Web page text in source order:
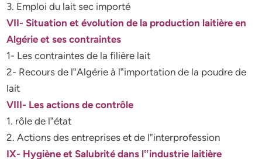
3. Emploi du lait sec importé
VII- Situation et évolution de la production laitière en
Algérie et ses contraintes
1- Les contraintes de la filière lait
2- Recours de l‟Algérie à l‟importation de la poudre de
lait
VIII- Les actions de contrôle
1. rôle de l‟état
2. Actions des entreprises et de l‟interprofession
IX- Hygiène et Salubrité dans l‟industrie laitière